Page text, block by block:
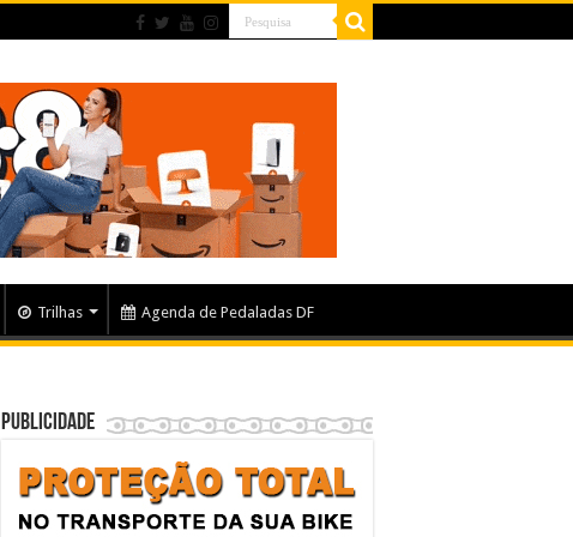
Trilhas Agenda de Pedaladas DF
Publicidade